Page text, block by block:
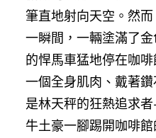
筆直地射向天空。然
一瞬間，一輛塗滿了
的悍馬車猛地停在咖
一個全身肌肉、戴著
是林天秤的狂熱追求
牛土豪一腳踢開咖啡